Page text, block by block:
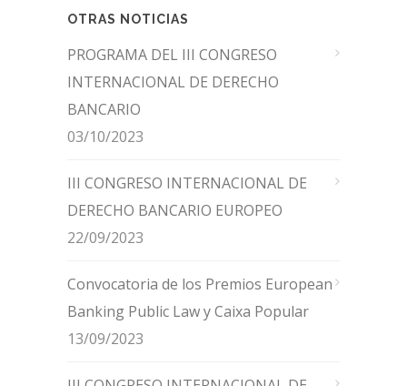
OTRAS NOTICIAS
PROGRAMA DEL III CONGRESO
INTERNACIONAL DE DERECHO
BANCARIO
03/10/2023
III CONGRESO INTERNACIONAL DE
DERECHO BANCARIO EUROPEO
22/09/2023
Convocatoria de los Premios European
Banking Public Law y Caixa Popular
13/09/2023